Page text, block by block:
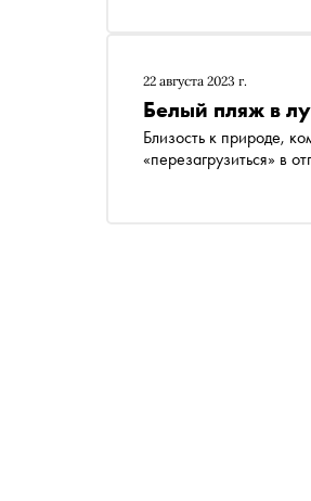
22 августа 2023 г.
Белый пляж в
Близость к природе,
«перезагрузиться» в